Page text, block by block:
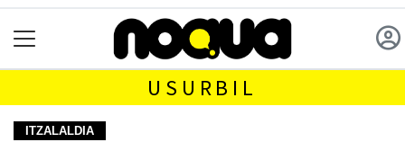
USURBIL
ITZALALDIA